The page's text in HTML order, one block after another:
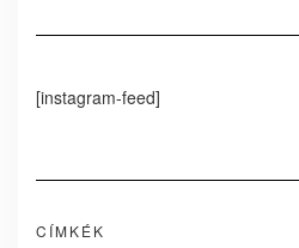
[instagram-feed]
CÍMKÉK